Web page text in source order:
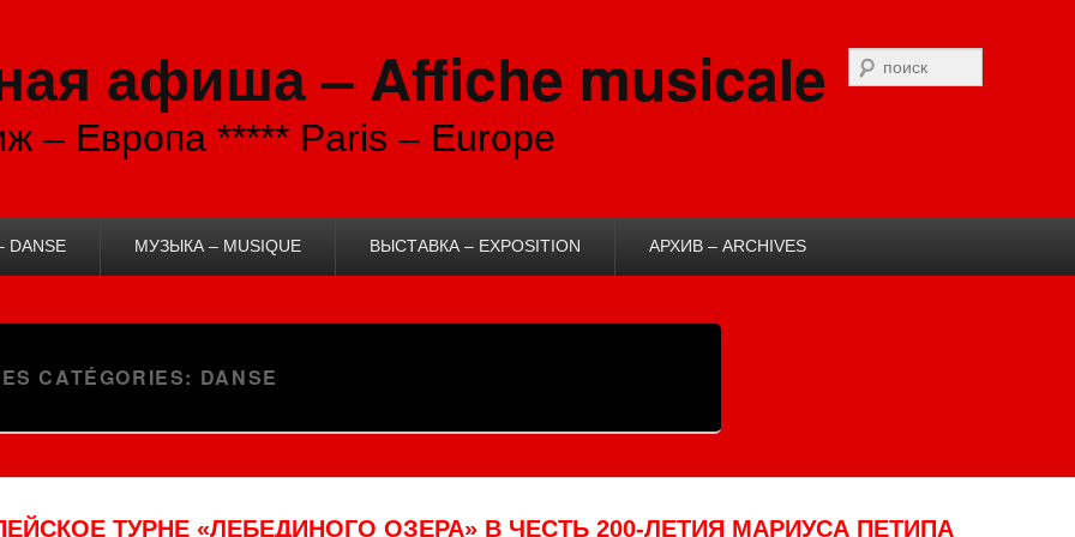
афиша – Affiche musicale
– Европа ***** Paris – Europe
Recherche
МУЗЫКА – MUSIQUE ВЫСТАВКА – EXPOSITION АРХИВ – ARCHIVES
CATÉGORIES: DANSE
ТУРНЕ «ЛЕБЕДИНОГО ОЗЕРА» В ЧЕСТЬ 200-ЛЕТИЯ МАРИУСА ПЕТИПА